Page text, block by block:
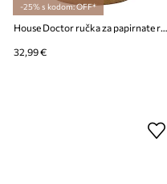
-25% s kodom: OFF*
32,99 €